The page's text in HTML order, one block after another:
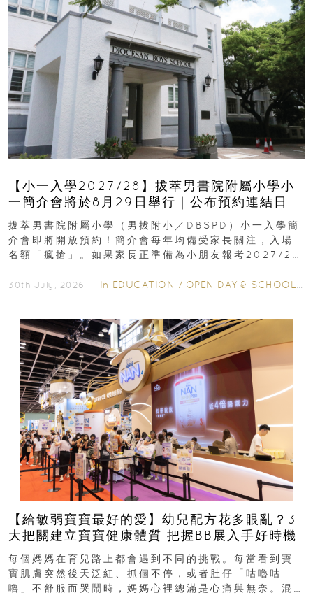
【小一入學2027/28】拔萃男書院附屬小學小
一簡介會將於8月29日舉行｜公布預約連結日期
｜更設有網上重溫
拔萃男書院附屬小學（男拔附小／DBSPD）小一入學簡
介會即將開放預約！簡介會每年均備受家長關注，入場
名額「瘋搶」。如果家長正準備為小朋友報考2027/28
30th July, 2026 ｜ In EDUCATION / OPEN DAY & SCHOOL EVENTS
【給敏弱寶寶最好的愛】幼兒配方花多眼亂？3
大把關建立寶寶健康體質 把握BB展入手好時機
每個媽媽在育兒路上都會遇到不同的挑戰。每當看到寶
寶肌膚突然後天泛紅、抓個不停，或者肚仔「咕嚕咕
嚕」不舒服而哭鬧時，媽媽心裡總滿是心痛與無奈。混